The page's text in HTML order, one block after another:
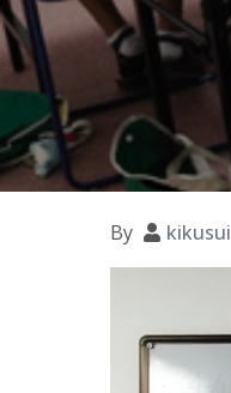
By kikusui